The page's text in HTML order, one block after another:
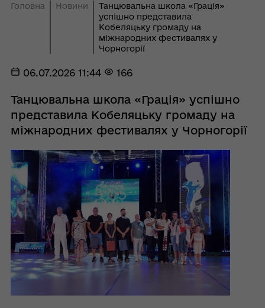
Головна Новини
Танцювальна школа «Грація»
успішно представила
Кобеляцьку громаду на
міжнародних фестивалях у
Чорногорії
06.07.2026 11:44 166
Танцювальна школа «Грація» успішно
представила Кобеляцьку громаду на
міжнародних фестивалях у Чорногорії